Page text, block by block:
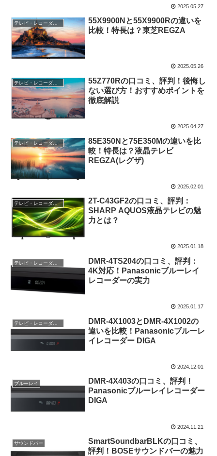
2025.05.27
テレビ・レコーダー・オーディオ
55X9900Nと55X9900Rの違いを
比較！特長は？東芝REGZA
2025.05.26
テレビ・レコーダー・オーディオ
55Z770Rの口コミ、評判！後悔し
ない選び方！おすすめポイントを
徹底解説
2025.04.27
テレビ・レコーダー・オーディオ
85E350Nと75E350Mの違いを比
較！特長は？液晶テレビ
REGZA(レグザ)
2025.02.01
テレビ・レコーダー・オーディオ
2T-C43GF2の口コミ、評判：
SHARP AQUOS液晶テレビの魅
力とは？
2025.01.18
テレビ・レコーダー・オーディオ
DMR-4TS204の口コミ、評判：
4K対応！Panasonicブルーレイ
レコーダーの実力
2025.01.17
テレビ・レコーダー・オーディオ
DMR-4X1003とDMR-4X1002の
違いを比較！Panasonicブルーレ
イレコーダー DIGA
2024.12.01
ブルーレイ
DMR-4X403の口コミ、評判！
Panasonicブルーレイレコーダー
DIGA
2024.11.21
サウンドバー
SmartSoundbarBLKの口コミ、
評判！BOSEサウンドバーの魅力